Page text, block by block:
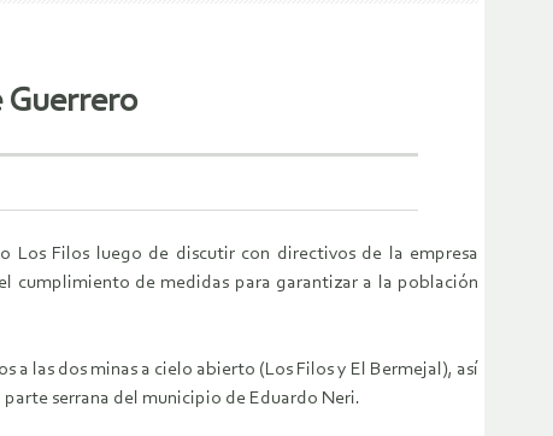
Guerrero
Los Filos luego de discutir con directivos de la empresa
cumplimiento de medidas para garantizar a la población
las dos minas a cielo abierto (Los Filos y El Bermejal), así
serrana del municipio de Eduardo Neri.